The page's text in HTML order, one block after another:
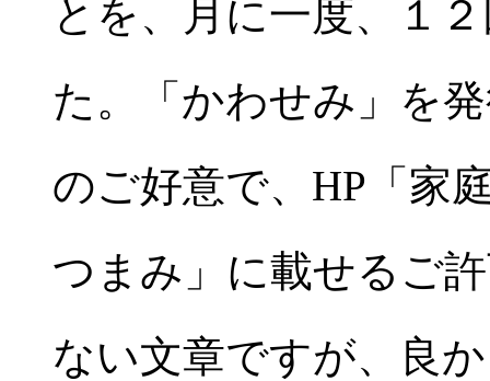
とを、月に一度、１
た。「かわせみ」を
のご好意で、HP「家
つまみ」に載せるご
ない文章ですが、良